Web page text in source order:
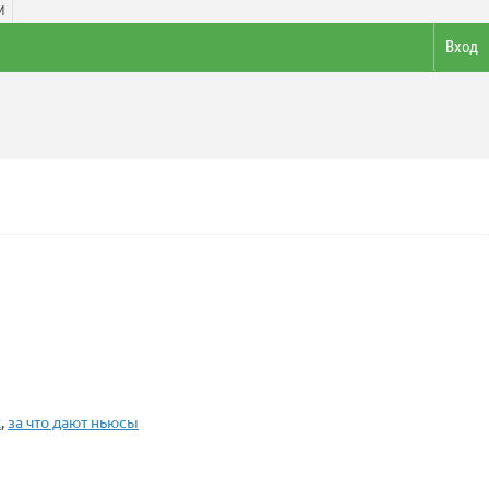
Вход
, за что дают ньюсы